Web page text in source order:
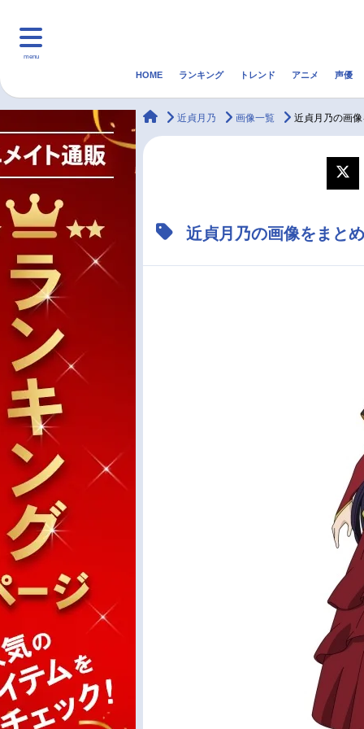
menu
マンガ・ラノベ 音楽
アニメ記事一覧
声優記事一覧
HOME ランキング トレンド アニメ 声優
animateTimes
近貞月乃 画像一覧 近貞月乃の画
近貞月乃の画像をまと